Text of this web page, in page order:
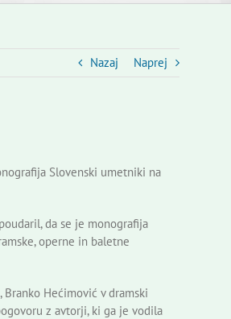
Nazaj Naprej
Slovenski umetniki na
da se je monografija
operne in baletne
Hećimović v dramski
z avtorji, ki ga je vodila